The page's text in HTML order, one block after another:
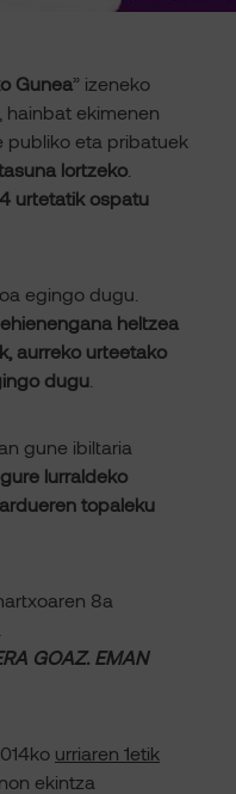
Gunea” izeneko
hainbat ekimenen
publiko eta pribatuek
lortzeko
urtetatik ospatu
egingo dugu.
heltzea
aurreko urteetako
dugu
gune ibiltaria
gure lurraldeko
topaleku
8a
GOAZ. EMAN
urriaren 1etik
ekintza